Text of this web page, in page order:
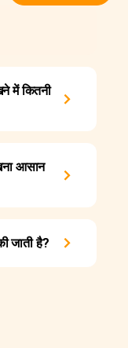
में कितनी
आसान
जाती है?